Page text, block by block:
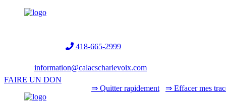
418-665-2999
information@calacscharlevoix.com
⇒ Quitter rapidement ⇒ Effacer mes
FAIRE UN DON